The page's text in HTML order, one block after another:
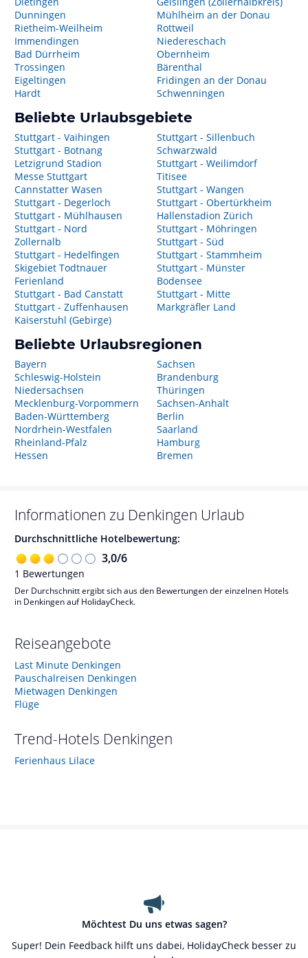
Dunningen
Rietheim-Weilheim
Immendingen
Bad Dürrheim
Trossingen
Eigeltingen
Hardt
Mühlheim an der Donau
Rottweil
Niedereschach
Obernheim
Bärenthal
Fridingen an der Donau
Schwenningen
Beliebte Urlaubsgebiete
Stuttgart - Vaihingen
Stuttgart - Botnang
Letzigrund Stadion
Messe Stuttgart
Cannstatter Wasen
Stuttgart - Degerloch
Stuttgart - Mühlhausen
Stuttgart - Nord
Zollernalb
Stuttgart - Hedelfingen
Skigebiet Todtnauer
Ferienland
Stuttgart - Bad Canstatt
Stuttgart - Zuffenhausen
Kaiserstuhl (Gebirge)
Stuttgart - Sillenbuch
Schwarzwald
Stuttgart - Weilimdorf
Titisee
Stuttgart - Wangen
Stuttgart - Obertürkheim
Hallenstadion Zürich
Stuttgart - Möhringen
Stuttgart - Süd
Stuttgart - Stammheim
Stuttgart - Münster
Bodensee
Stuttgart - Mitte
Markgräfler Land
Beliebte Urlaubsregionen
Bayern
Schleswig-Holstein
Niedersachsen
Mecklenburg-Vorpommern
Baden-Württemberg
Nordrhein-Westfalen
Rheinland-Pfalz
Hessen
Sachsen
Brandenburg
Thüringen
Sachsen-Anhalt
Berlin
Saarland
Hamburg
Bremen
Informationen zu Denkingen Urlaub
Durchschnittliche Hotelbewertung:
3,0/6
1 Bewertungen
Der Durchschnitt ergibt sich aus den Bewertungen der einzelnen Hotels
in Denkingen auf HolidayCheck.
Reiseangebote
Last Minute Denkingen
Pauschalreisen Denkingen
Mietwagen Denkingen
Flüge
Trend-Hotels Denkingen
Ferienhaus Lilace
Möchtest Du uns etwas sagen?
Super! Dein Feedback hilft uns dabei, HolidayCheck besser zu